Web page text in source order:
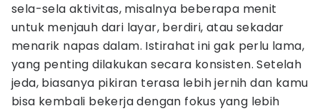
sela-sela aktivitas, misalnya beberapa menit
untuk menjauh dari layar, berdiri, atau sekadar
menarik napas dalam. Istirahat ini gak perlu lama,
yang penting dilakukan secara konsisten. Setelah
jeda, biasanya pikiran terasa lebih jernih dan kamu
bisa kembali bekerja dengan fokus yang lebih